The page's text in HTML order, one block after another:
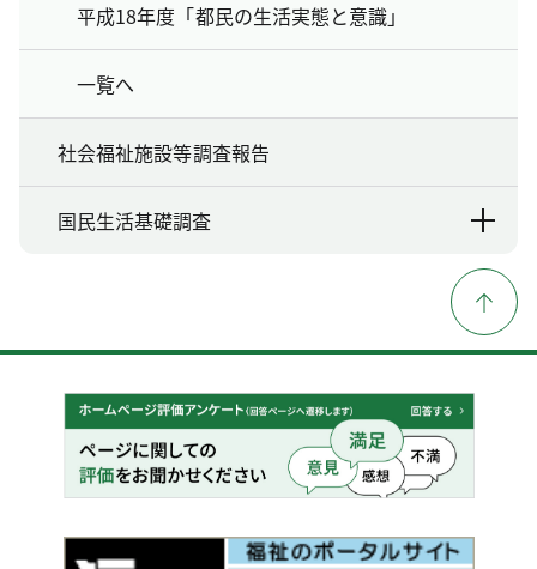
平成18年度「都民の生活実態と意識」
一覧へ
社会福祉施設等調査報告
国民生活基礎調査